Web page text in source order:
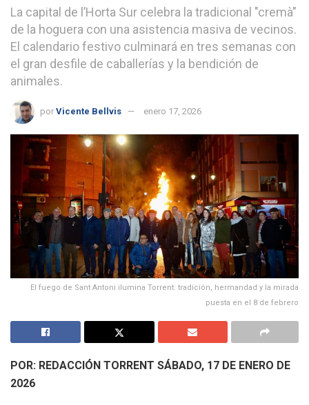
La capital de l’Horta Sur celebra la tradicional "cremà"
de la hoguera con una asistencia masiva de vecinos.
El calendario festivo culminará en tres semanas con
el gran desfile de caballerías y la bendición de
animales.
por Vicente Bellvis enero 17, 2026
El fuego de Sant Antoni ilumina Torrent: tradición, hermandad y la mirada
puesta en el 8 de febrero
POR: REDACCIÓN TORRENT SÁBADO, 17 DE ENERO DE
2026